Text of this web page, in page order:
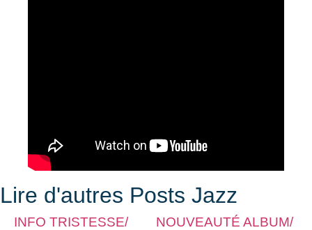
Lire d'autres Posts Jazz
INFO TRISTESSE/ NOUVEAUTÉ ALBUM/